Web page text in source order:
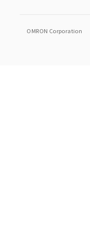
OMRON Corporation